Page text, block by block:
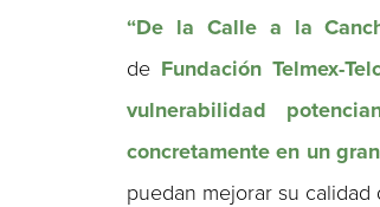
“De la Calle a la
de Fundación Telmex-
vulnerabilidad
concretamente en un
puedan mejorar su calidad